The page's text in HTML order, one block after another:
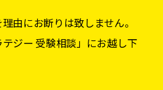
由にお断りは致しません。
ジー 受験相談」にお越し下